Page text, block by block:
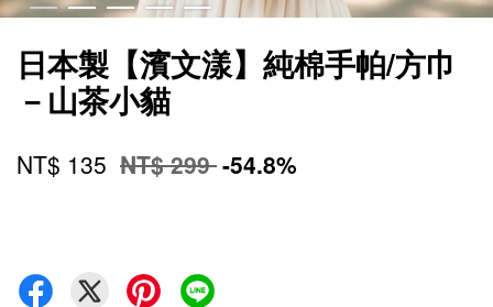
日本製【濱文漾】純棉手帕/方巾
－山茶小貓
NT$ 135 NT$ 299-54.8%